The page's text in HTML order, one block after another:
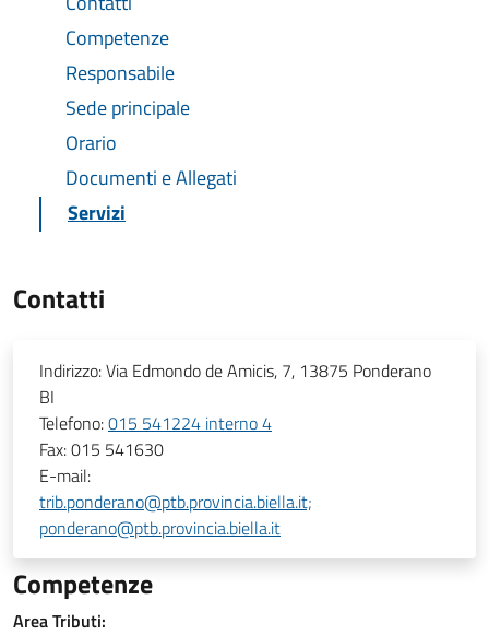
Competenze
Responsabile
Sede principale
Orario
Documenti e Allegati
Servizi
Contatti
Indirizzo:Via Edmondo de Amicis, 7, 13875 Ponderano
BI
Telefono:015 541224 interno 4
Fax:015 541630
E-mail:
trib.ponderano@ptb.provincia.biella.it;
ponderano@ptb.provincia.biella.it
Competenze
Area Tributi: